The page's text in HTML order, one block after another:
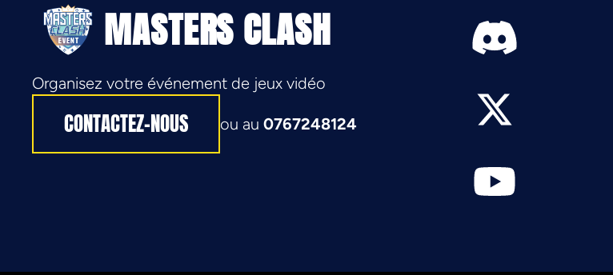
MASTERS CLASH
Organisez votre événement de jeux vidéo
CONTACTEZ-NOUS ou au 0767248124